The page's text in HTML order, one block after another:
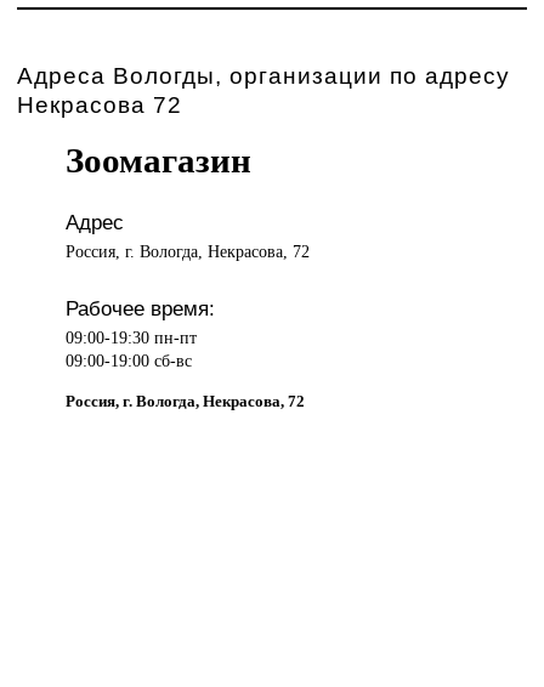
Адреса Вологды, организации по адресу
Некрасова 72
Зоомагазин
Адрес
Россия, г. Вологда, Некрасова, 72
Рабочее время:
09:00-19:30 пн-пт
09:00-19:00 сб-вс
Россия, г. Вологда, Некрасова, 72